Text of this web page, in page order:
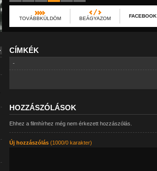
TOVÁBBKÜLDÖM BEÁGYAZOM FACEBOOK
CÍMKÉK
-
HOZZÁSZÓLÁSOK
Ehhez a filmhírhez még nem érkezett hozzászólás.
Új hozzászólás(1000/0 karakter)